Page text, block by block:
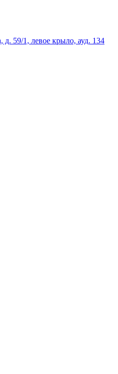
д. 59/1, левое крыло, ауд. 134